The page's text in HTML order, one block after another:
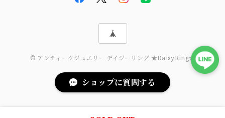
© アンティークジュエリー デイジーリング ★DaisyRing★
ショップに質問する